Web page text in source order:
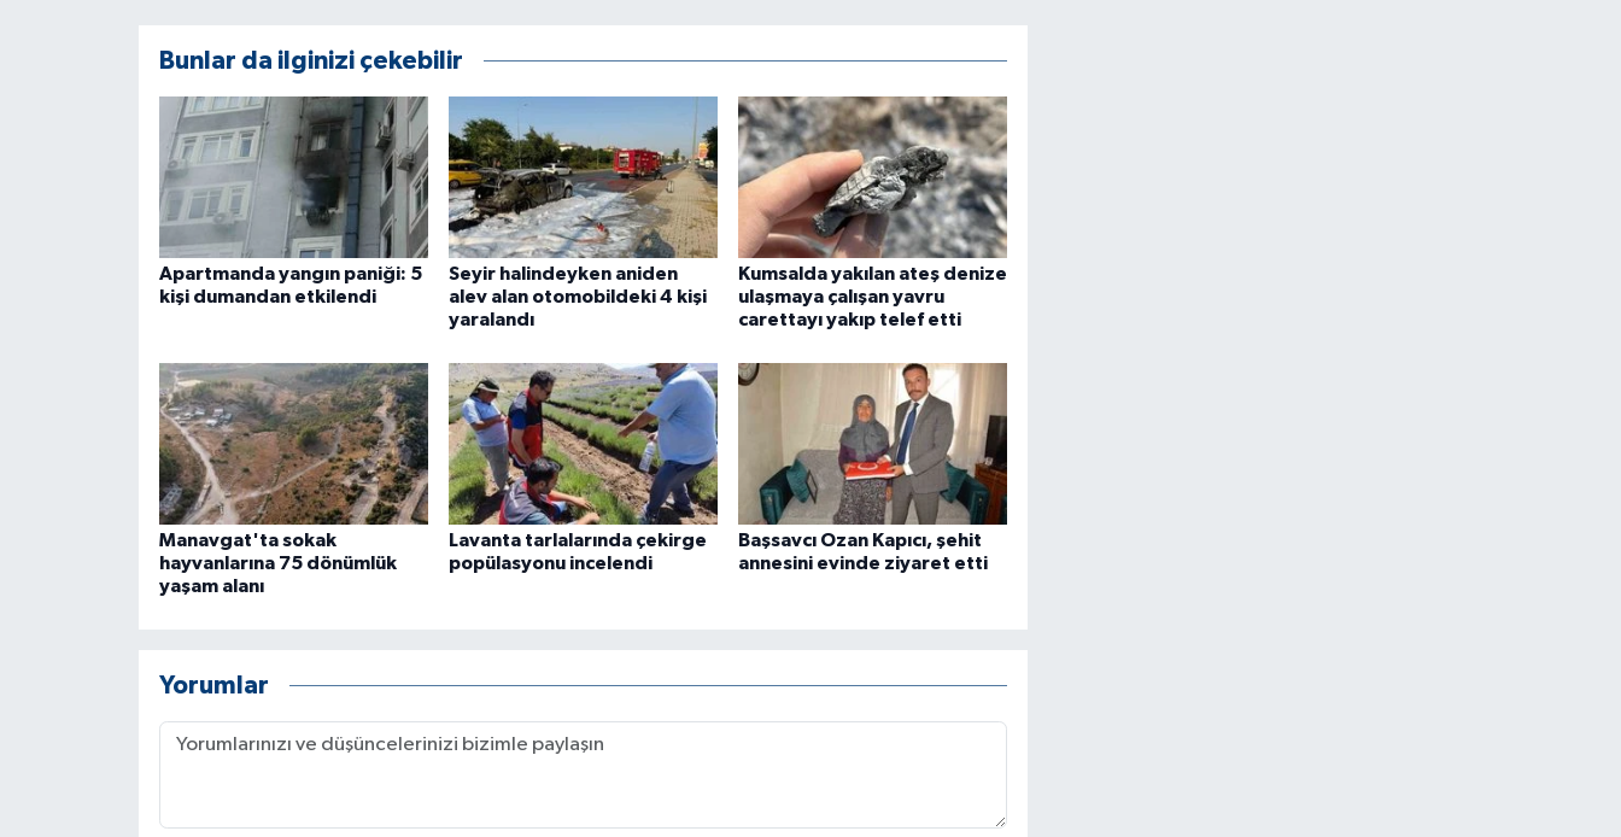
Bunlar da ilginizi çekebilir
Apartmanda yangın paniği: 5
kişi dumandan etkilendi
Seyir halindeyken aniden
alev alan otomobildeki 4 kişi
yaralandı
Kumsalda yakılan ateş denize
ulaşmaya çalışan yavru
carettayı yakıp telef etti
Manavgat'ta sokak
hayvanlarına 75 dönümlük
yaşam alanı
Lavanta tarlalarında çekirge
popülasyonu incelendi
Başsavcı Ozan Kapıcı, şehit
annesini evinde ziyaret etti
Yorumlar
ÜLKE GÜNDEMİ
Yerel Haberler